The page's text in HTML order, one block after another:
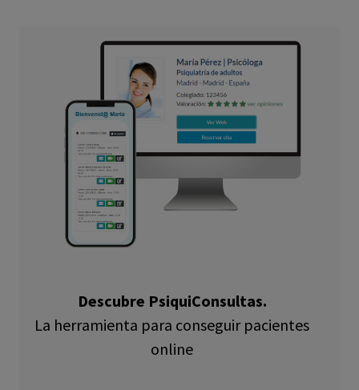
Descubre PsiquiConsultas.
La herramienta para conseguir pacientes
online